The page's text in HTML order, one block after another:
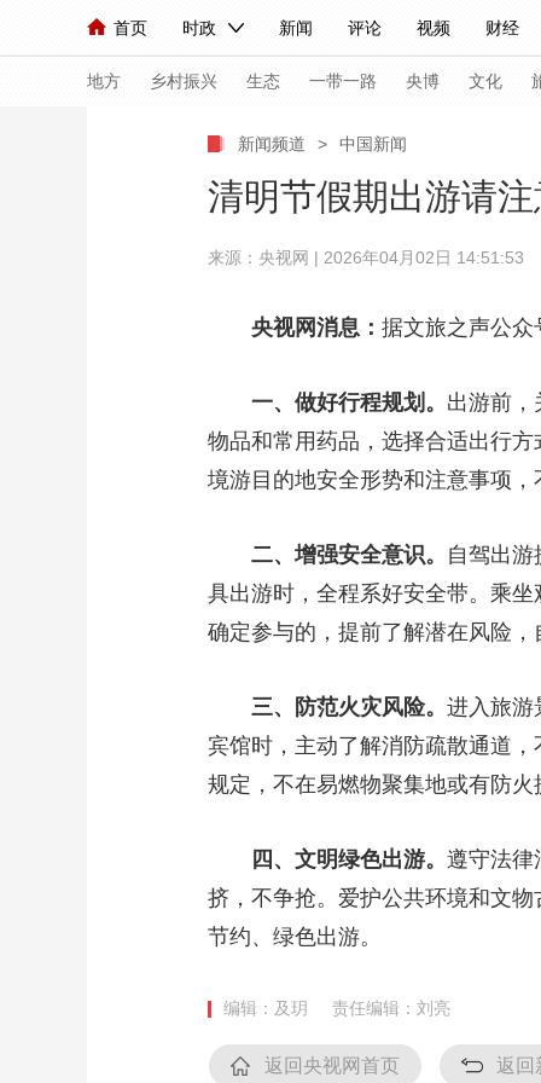
首页 时政 新闻 评论 视频 财经
人民领袖习近平 联播+ 中国领导人 央视快评 习
直播 栏目大全 节目单 听音 微视频
海外频道 iPanda English Монгол
地方 乡村振兴 生态 一带一路 央博 文化
联播+ 热解读 天天学习
比划 快看 蓝海中国 新
直播 竞猜 2026年世界杯 2026年
教育 乡村振兴 生态环境 一带一路
大国展会 大国保险 云顶对话
CCTV.节目官网 直播 节目单 栏目 片库
新闻频道 > 中国新闻
清明节假期出游请
来源：央视网 | 2026年04月02日 14:51:53
央视网消息： 据文旅之声公
一、做好行程规划。 出游前，
物品和常用药品，选择合适出行
境游目的地安全形势和注意事项
二、增强安全意识。 自驾出
具出游时，全程系好安全带。乘
确定参与的，提前了解潜在风险
三、防范火灾风险。 进入旅游
宾馆时，主动了解消防疏散通道
规定，不在易燃物聚集地或有防
四、文明绿色出游。 遵守法律
挤，不争抢。爱护公共环境和文
节约、绿色出游。
编辑：及玥 责任编辑：刘亮
返回央视网首页 返回